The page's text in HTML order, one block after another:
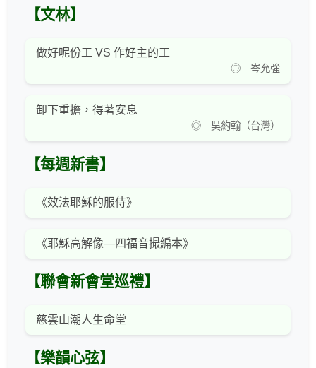
【文林】
做好呢份工 VS 作好主的工
◎ 岑允強
卸下重擔，得著安息
◎ 吳約翰（台灣）
【每週新書】
《效法耶穌的服侍》
《耶穌高解像—四福音撮編本》
【聯會新會堂巡禮】
慈雲山潮人生命堂
【樂韻心弦】